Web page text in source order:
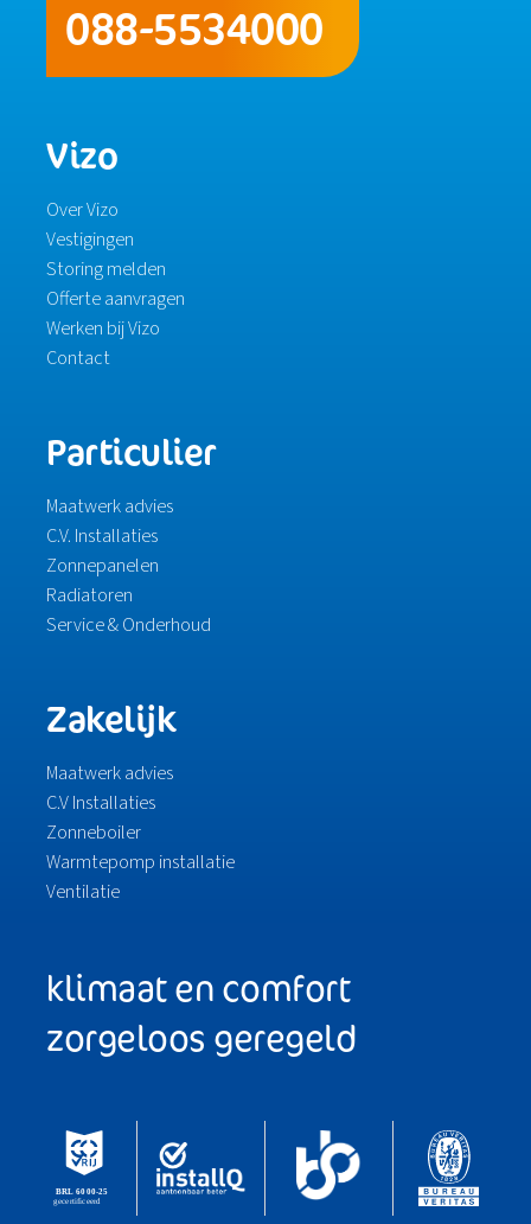
088-5534000
Vizo
Over Vizo
Vestigingen
Storing melden
Offerte aanvragen
Werken bij Vizo
Contact
Particulier
Maatwerk advies
C.V. Installaties
Zonnepanelen
Radiatoren
Service & Onderhoud
Zakelijk
Maatwerk advies
C.V Installaties
Zonneboiler
Warmtepomp installatie
Ventilatie
klimaat en comfort
zorgeloos geregeld